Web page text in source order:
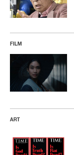
FILM
ART